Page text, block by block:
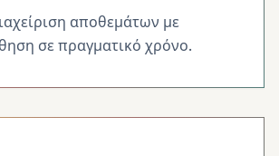
αποθεμάτων με
σε πραγματικό χρόνο.